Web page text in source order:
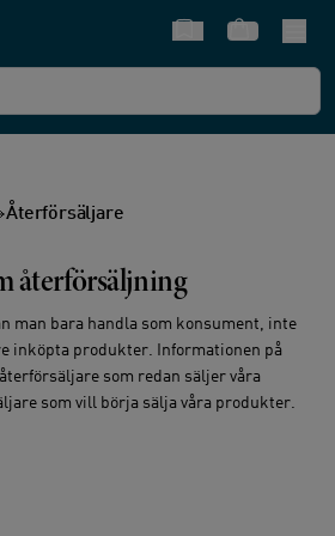
SnabbvalVarukorg
Återförsäljare
återförsäljning
man bara handla som konsument, inte
inköpta produkter. Informationen på
som redan säljer våra
som vill börja sälja våra produkter.